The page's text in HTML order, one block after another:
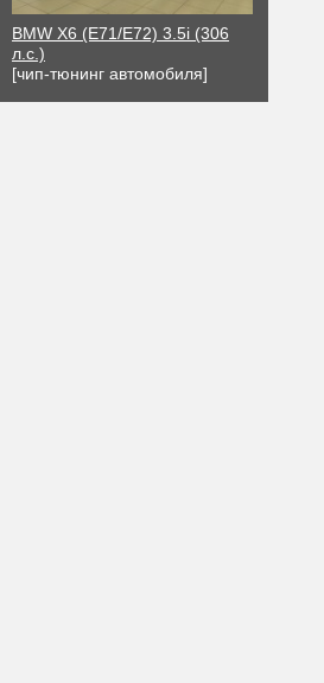
BMW X6 (E71/E72) 3.5i (306
л.с.)
[чип-тюнинг автомобиля]